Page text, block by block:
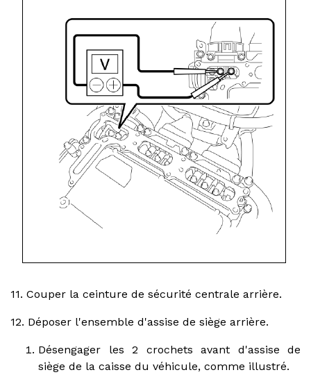
11. Couper la ceinture de sécurité centrale arrière.
12. Déposer l'ensemble d'assise de siège arrière.
Désengager les 2 crochets avant d'assise de
siège de la caisse du véhicule, comme illustré.